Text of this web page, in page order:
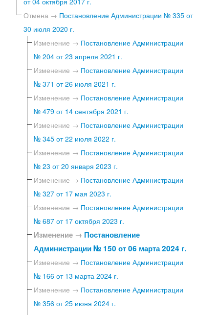
Отмена → Постановление Администрации № 335 от
30 июля 2020 г.
Изменение → Постановление Администрации
№ 204 от 23 апреля 2021 г.
Изменение → Постановление Администрации
№ 371 от 26 июля 2021 г.
Изменение → Постановление Администрации
№ 479 от 14 сентября 2021 г.
Изменение → Постановление Администрации
№ 345 от 22 июля 2022 г.
Изменение → Постановление Администрации
№ 23 от 20 января 2023 г.
Изменение → Постановление Администрации
№ 327 от 17 мая 2023 г.
Изменение → Постановление Администрации
№ 687 от 17 октября 2023 г.
Изменение → Постановление
Администрации № 150 от 06 марта 2024 г.
Изменение → Постановление Администрации
№ 166 от 13 марта 2024 г.
Изменение → Постановление Администрации
№ 356 от 25 июня 2024 г.